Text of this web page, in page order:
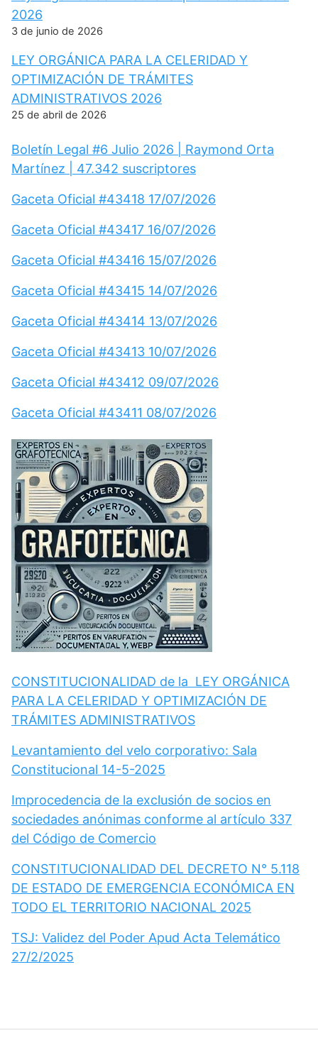
2026
3 de junio de 2026
LEY ORGÁNICA PARA LA CELERIDAD Y
OPTIMIZACIÓN DE TRÁMITES
ADMINISTRATIVOS 2026
25 de abril de 2026
Boletín Legal #6 Julio 2026 | Raymond Orta
Martínez | 47.342 suscriptores
Gaceta Oficial #43418 17/07/2026
Gaceta Oficial #43417 16/07/2026
Gaceta Oficial #43416 15/07/2026
Gaceta Oficial #43415 14/07/2026
Gaceta Oficial #43414 13/07/2026
Gaceta Oficial #43413 10/07/2026
Gaceta Oficial #43412 09/07/2026
Gaceta Oficial #43411 08/07/2026
CONSTITUCIONALIDAD de la LEY ORGÁNICA
PARA LA CELERIDAD Y OPTIMIZACIÓN DE
TRÁMITES ADMINISTRATIVOS
Levantamiento del velo corporativo: Sala
Constitucional 14-5-2025
Improcedencia de la exclusión de socios en
sociedades anónimas conforme al artículo 337
del Código de Comercio
CONSTITUCIONALIDAD DEL DECRETO N° 5.118
DE ESTADO DE EMERGENCIA ECONÓMICA EN
TODO EL TERRITORIO NACIONAL 2025
TSJ: Validez del Poder Apud Acta Telemático
27/2/2025